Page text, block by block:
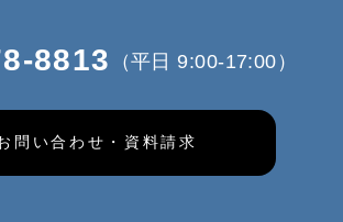
8813 （平日 9:00-17:00）
問い合わせ・資料請求